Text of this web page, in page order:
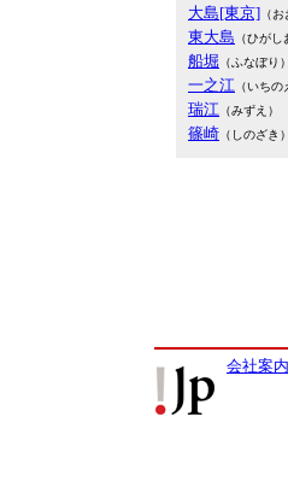
大島[東京] （
東大島 （ひがし
船堀 （ふなぼり）
一之江 （いちの
瑞江 （みずえ）
篠崎 （しのざき）
会社案内